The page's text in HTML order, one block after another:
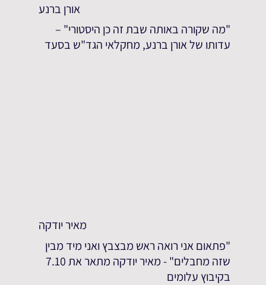
אורן ברנע
"מה שקורה באותה שבת זה כן היסטורי" –
עדותו של אורן ברנע, מחקלאי הגד"ש בסעד
מאיר יודקה
"פתאום אני רואה ראש מבצבץ ואני מיד מבין
שזה מחבלים" - מאיר יודקה מתאר את 7.10
בקיבוץ עלומים